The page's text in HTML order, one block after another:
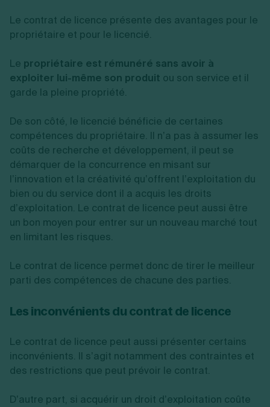
Le contrat de licence présente des avantages pour le
propriétaire et pour le licencié.
Le propriétaire est rémunéré sans avoir à
exploiter lui-même son produit ou son service et il
garde la pleine propriété.
De son côté, le licencié bénéficie de certaines
compétences du propriétaire. Il n’a pas à assumer les
coûts de recherche et développement, il peut se
démarquer de la concurrence en misant sur
l’innovation et la créativité qu’offrent l’exploitation du
bien ou du service dont il a acquis les droits
d’exploitation. Le contrat de licence peut aussi être
un bon moyen pour entrer sur un nouveau marché tout
en limitant les risques.
Le contrat de licence permet donc de tirer le meilleur
parti des compétences de chacune des parties.
Les inconvénients du contrat de licence
Le contrat de licence peut aussi présenter certains
inconvénients. Il s’agit notamment des contraintes et
des restrictions que peut prévoir le contrat.
D’autre part, si acquérir un droit d’exploitation coûte